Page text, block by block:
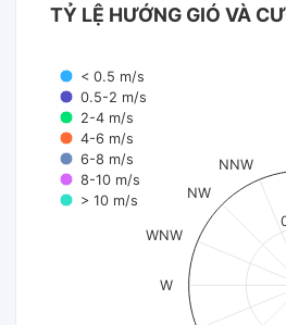
TỶ LỆ HƯỚNG GIÓ VÀ
< 0.5 m/s
0.5-2 m/s
2-4 m/s
4-6 m/s
6-8 m/s
8-10 m/s
> 10 m/s
W
WNW
NW
NNW